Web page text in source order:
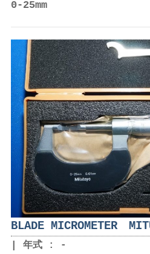
0-25mm
BLADE MICROMETER
年式 : -